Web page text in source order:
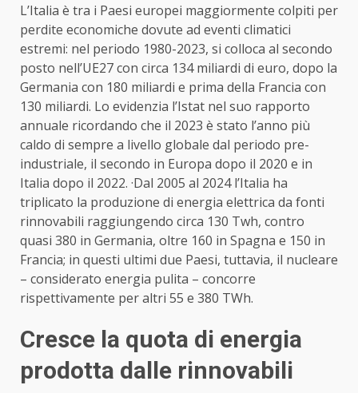
L’Italia è tra i Paesi europei maggiormente colpiti per
perdite economiche dovute ad eventi climatici
estremi: nel periodo 1980-2023, si colloca al secondo
posto nell’UE27 con circa 134 miliardi di euro, dopo la
Germania con 180 miliardi e prima della Francia con
130 miliardi. Lo evidenzia l’Istat nel suo rapporto
annuale ricordando che il 2023 è stato l’anno più
caldo di sempre a livello globale dal periodo pre-
industriale, il secondo in Europa dopo il 2020 e in
Italia dopo il 2022. ·Dal 2005 al 2024 l’Italia ha
triplicato la produzione di energia elettrica da fonti
rinnovabili raggiungendo circa 130 Twh, contro
quasi 380 in Germania, oltre 160 in Spagna e 150 in
Francia; in questi ultimi due Paesi, tuttavia, il nucleare
– considerato energia pulita – concorre
rispettivamente per altri 55 e 380 TWh.
Cresce la quota di energia
prodotta dalle rinnovabili